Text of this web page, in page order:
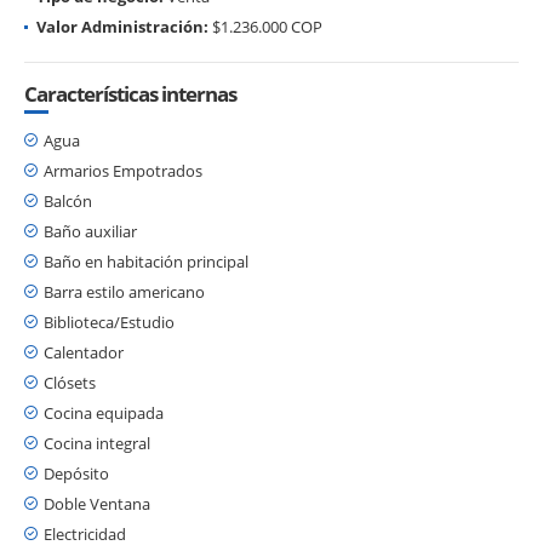
Valor Administración: $1.236.000 COP
Características internas
Agua
Armarios Empotrados
Balcón
Baño auxiliar
Baño en habitación principal
Barra estilo americano
Biblioteca/Estudio
Calentador
Clósets
Cocina equipada
Cocina integral
Depósito
Doble Ventana
Electricidad